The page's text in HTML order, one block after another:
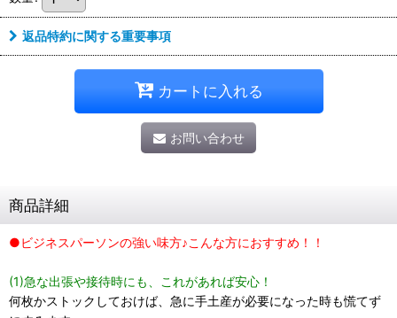
返品特約に関する重要事項
カートに入れる
お問い合わせ
商品詳細
●ビジネスパーソンの強い味方♪こんな方におすすめ！！
(1)急な出張や接待時にも、これがあれば安心！
何枚かストックしておけば、急に手土産が必要になった時も慌てず